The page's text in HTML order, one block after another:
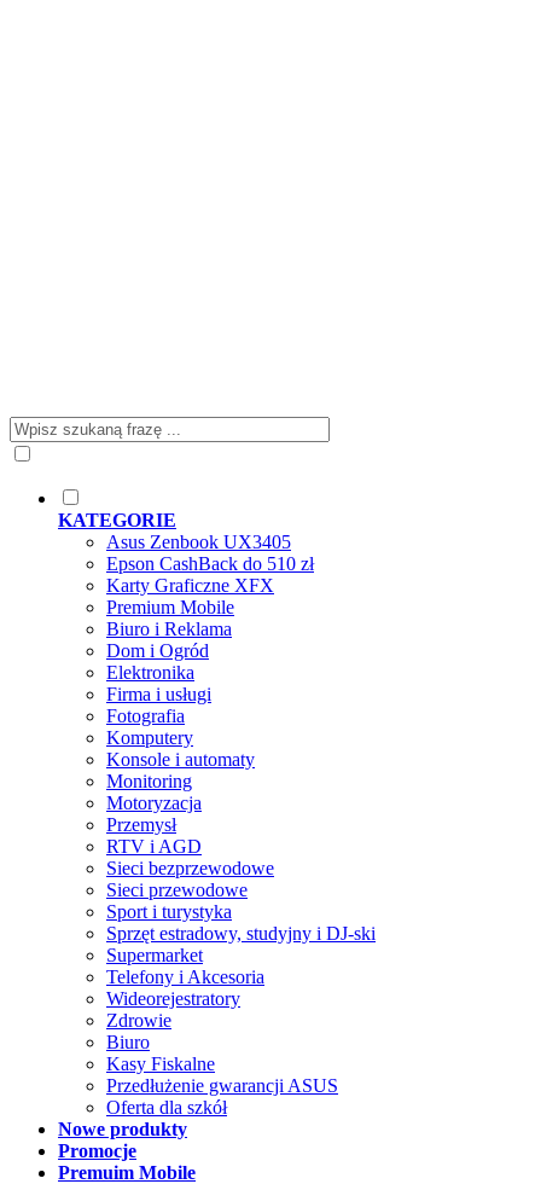
KATEGORIE
Asus Zenbook UX3405
Epson CashBack do 510 zł
Karty Graficzne XFX
Premium Mobile
Biuro i Reklama
Dom i Ogród
Elektronika
Firma i usługi
Fotografia
Komputery
Konsole i automaty
Monitoring
Motoryzacja
Przemysł
RTV i AGD
Sieci bezprzewodowe
Sieci przewodowe
Sport i turystyka
Sprzęt estradowy, studyjny i DJ-ski
Supermarket
Telefony i Akcesoria
Wideorejestratory
Zdrowie
Biuro
Kasy Fiskalne
Przedłużenie gwarancji ASUS
Oferta dla szkół
Nowe produkty
Promocje
Premuim Mobile